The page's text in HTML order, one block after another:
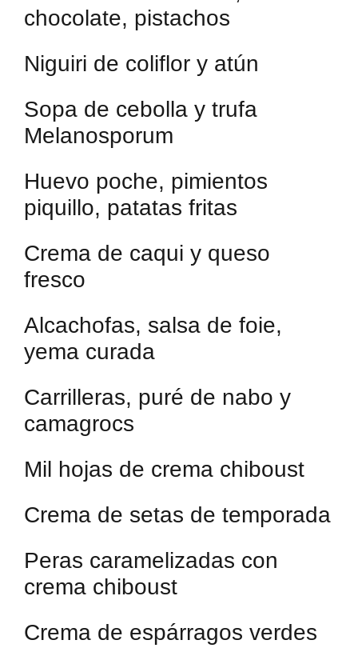
chocolate, pistachos
Niguiri de coliflor y atún
Sopa de cebolla y trufa
Melanosporum
Huevo poche, pimientos
piquillo, patatas fritas
Crema de caqui y queso
fresco
Alcachofas, salsa de foie,
yema curada
Carrilleras, puré de nabo y
camagrocs
Mil hojas de crema chiboust
Crema de setas de temporada
Peras caramelizadas con
crema chiboust
Crema de espárragos verdes